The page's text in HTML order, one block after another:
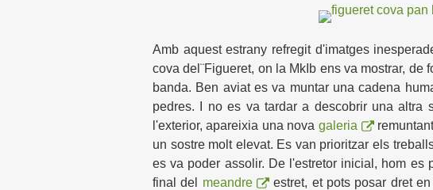
Amb aquest estrany refregit d'imatges
cova del¨Figueret, on la MkIb ens va mostrar, de
banda. Ben aviat es va muntar una cadena
pedres. I no es va tardar a descobrir una altra
l'exterior, apareixia una nova galeria
un sostre molt elevat. Es van prioritzar els
es va poder assolir. De l'estretor inicial, hom es
final del meandre estret, et pots posar dret en